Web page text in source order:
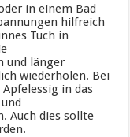
in einem Bad
hilfreich
Tuch in
und länger
wiederholen. Bei
in das
Auch dies sollte